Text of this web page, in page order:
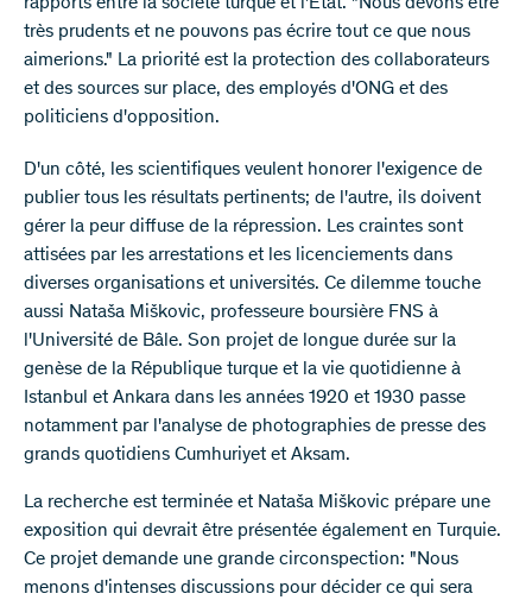
rapports entre la société turque et l'Etat. "Nous devons être
très prudents et ne pouvons pas écrire tout ce que nous
aimerions." La priorité est la protection des collaborateurs
et des sources sur place, des employés d'ONG et des
politiciens d'opposition.
D'un côté, les scientifiques veulent honorer l'exigence de
publier tous les résultats pertinents; de l'autre, ils doivent
gérer la peur diffuse de la répression. Les craintes sont
attisées par les arrestations et les licenciements dans
diverses organisations et universités. Ce dilemme touche
aussi Nataša Miškovic, professeure boursière FNS à
l'Université de Bâle. Son projet de longue durée sur la
genèse de la République turque et la vie quotidienne à
Istanbul et Ankara dans les années 1920 et 1930 passe
notamment par l'analyse de photographies de presse des
grands quotidiens Cumhuriyet et Aksam.
La recherche est terminée et Nataša Miškovic prépare une
exposition qui devrait être présentée également en Turquie.
Ce projet demande une grande circonspection: "Nous
menons d'intenses discussions pour décider ce qui sera